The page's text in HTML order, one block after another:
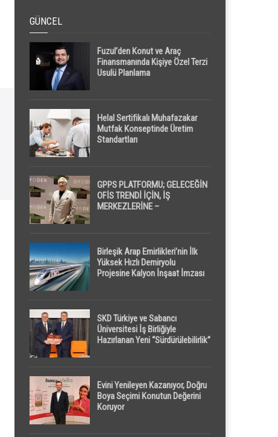
GÜNCEL
Fuzul’den Konut ve Araç
Finansmanında Kişiye Özel Terzi
Usulü Planlama
Helal Sertifikalı Muhafazakar
Mutfak Konseptinde Üretim
Standartları
GPPS PLATFORMU; GELECEĞİN
OFİS TRENDİ İÇİN, İŞ
MERKEZLERİNE –
Birleşik Arap Emirlikleri’nin İlk
Yüksek Hızlı Demiryolu
Projesine Kalyon İnşaat İmzası
SKD Türkiye ve Sabancı
Üniversitesi İş Birliğiyle
Hazırlanan Yeni “Sürdürülebilirlik”
Evini Yenileyen Kazanıyor, Doğru
Boya Seçimi Konutun Değerini
Koruyor